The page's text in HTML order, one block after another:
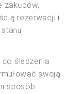
zakupów,
rezerwacji i
i
śledzenia
swoją
sposób